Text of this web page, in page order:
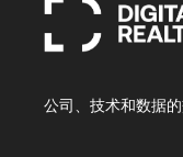
公司、技术和数据